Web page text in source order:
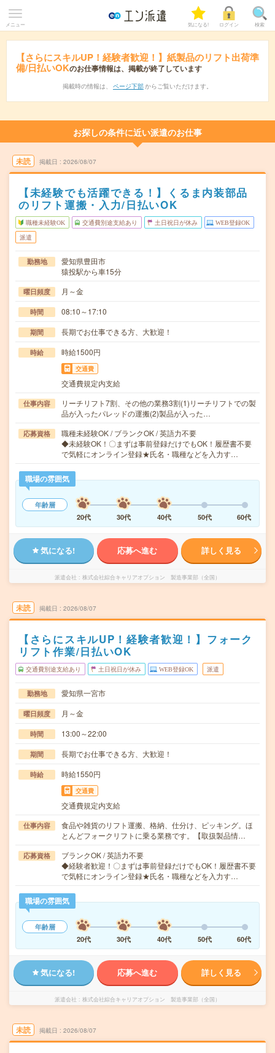
メニュー 気になる! ログイン 検索
【さらにスキルUP！経験者歓迎！】紙製品のリフト出荷準
備/日払いOKのお仕事情報は、掲載が終了しています
掲載時の情報は、 ページ下部 からご覧いただけます。
お探しの条件に近い派遣のお仕事
未読 掲載日 2026/08/07
【未経験でも活躍できる！】くるま内装部品
のリフト運搬・入力/日払いOK
職種未経験OK 交通費別途支給あり 土日祝日が休み WEB登録OK
派遣
勤務地
愛知県豊田市
猿投駅から車15分
曜日頻度 月～金
時間 08:10～17:10
期間 長期でお仕事できる方、大歓迎！
時給 時給1500円
交通費
交通費規定内支給
仕事内容
リーチリフト7割、その他の業務3割(1)リーチリフトでの製
品が入ったパレッドの運搬(2)製品が入った…
応募資格
職種未経験OK / ブランクOK / 英語力不要
◆未経験OK！〇まずは事前登録だけでもOK！履歴書不要
で気軽にオンライン登録★氏名・職種などを入力す…
職場の雰囲気
年齢層
20代
30代 40代 50代 60代
気になる! 応募へ進む 詳しく見る
派遣会社 株式会社綜合キャリアオプション 製造事業部（全国）
未読 掲載日 2026/08/07
【さらにスキルUP！経験者歓迎！】フォーク
リフト作業/日払いOK
交通費別途支給あり 土日祝日が休み WEB登録OK 派遣
勤務地 愛知県一宮市
曜日頻度 月～金
時間 13:00～22:00
期間 長期でお仕事できる方、大歓迎！
時給 時給1550円
交通費
交通費規定内支給
仕事内容
食品や雑貨のリフト運搬、格納、仕分け、ピッキング。ほ
とんどフォークリフトに乗る業務です。【取扱製品情…
応募資格
ブランクOK / 英語力不要
◆経験者歓迎！〇まずは事前登録だけでもOK！履歴書不要
で気軽にオンライン登録★氏名・職種などを入力す…
職場の雰囲気
年齢層
20代
30代 40代 50代 60代
気になる! 応募へ進む 詳しく見る
派遣会社 株式会社綜合キャリアオプション 製造事業部（全国）
未読 掲載日 2026/08/07